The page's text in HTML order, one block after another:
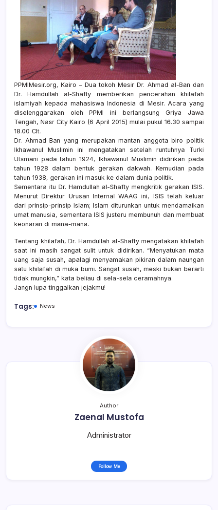
PPMIMesir.org, Kairo – Dua tokoh Mesir Dr. Ahmad al-Ban dan
Dr. Hamdullah al-Shafty memberikan pencerahan khilafah
islamiyah kepada mahasiswa Indonesia di Mesir. Acara yang
diselenggarakan oleh PPMI ini berlangsung Griya Jawa
Tengah, Nasr City Kairo (6 April 2015) mulai pukul 16.30 sampai
18.00 Clt.
Dr. Ahmad Ban yang merupakan mantan anggota biro politik
Ikhawanul Muslimin ini mengatakan setelah runtuhnya Turki
Utsmani pada tahun 1924, Ikhawanul Muslimin didirikan pada
tahun 1928 dalam bentuk gerakan dakwah. Kemudian pada
tahun 1938, gerakan ini masuk ke dalam dunia politik.
Sementara itu Dr. Hamdullah al-Shafty mengkritik gerakan ISIS.
Menurut Direktur Urusan Internal WAAG ini, ISIS telah keluar
dari prinsip-prinsip Islam; Islam diturunkan untuk mendamaikan
umat manusia, sementara ISIS justeru membunuh dan membuat
keonaran di mana-mana.
Tentang khilafah, Dr. Hamdullah al-Shafty mengatakan khilafah
saat ini masih sangat sulit untuk didirikan. “Menyatukan mata
uang saja susah, apalagi menyamakan pikiran dalam naungan
satu khilafah di muka bumi. Sangat susah, meski bukan berarti
tidak mungkin,” kata beliau di sela-sela ceramahnya.
Jangn lupa tinggalkan jejakmu!
Tags: News
Author
Zaenal Mustofa
Administrator
Follow Me